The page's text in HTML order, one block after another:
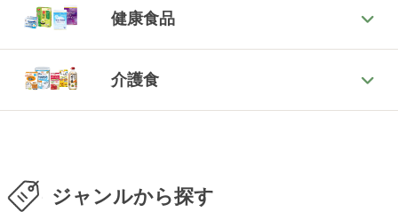
健康食品
介護食
ジャンルから探す